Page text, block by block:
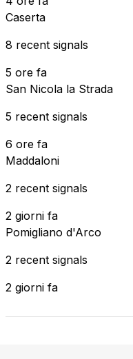
Caserta
8 recent signals
5 ore fa
San Nicola la Strada
5 recent signals
6 ore fa
Maddaloni
2 recent signals
2 giorni fa
Pomigliano d'Arco
2 recent signals
2 giorni fa